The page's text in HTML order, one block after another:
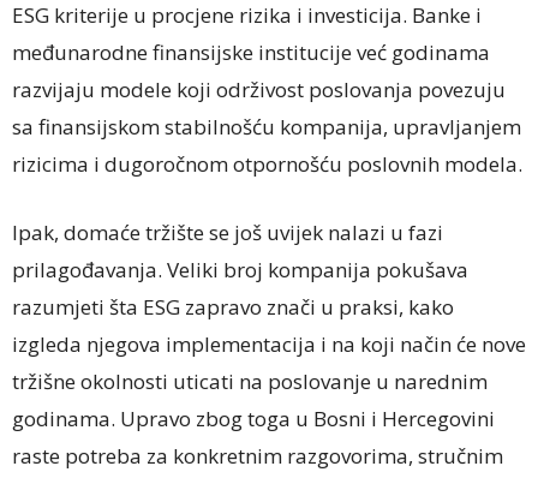
ESG kriterije u procjene rizika i investicija. Banke i
međunarodne finansijske institucije već godinama
razvijaju modele koji održivost poslovanja povezuju
sa finansijskom stabilnošću kompanija, upravljanjem
rizicima i dugoročnom otpornošću poslovnih modela.
Ipak, domaće tržište se još uvijek nalazi u fazi
prilagođavanja. Veliki broj kompanija pokušava
razumjeti šta ESG zapravo znači u praksi, kako
izgleda njegova implementacija i na koji način će nove
tržišne okolnosti uticati na poslovanje u narednim
godinama. Upravo zbog toga u Bosni i Hercegovini
raste potreba za konkretnim razgovorima, stručnim